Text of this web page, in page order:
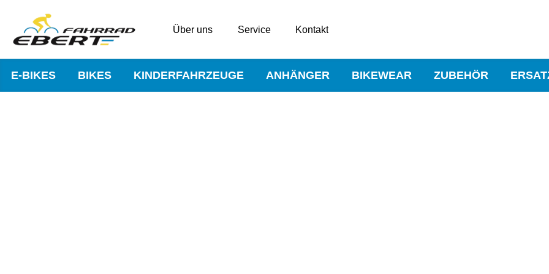
Über uns Service Kontakt
E-BIKES BIKES KINDERFAHRZEUGE ANHÄNGER BIKEWEAR ZUBEHÖR